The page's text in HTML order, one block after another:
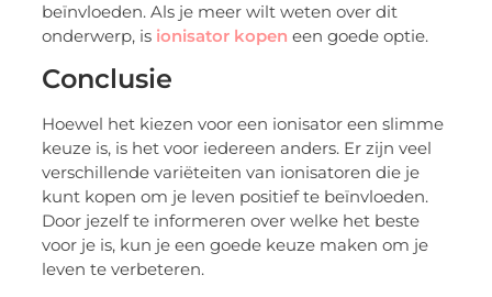
beïnvloeden. Als je meer wilt weten over dit
onderwerp, is ionisator kopen een goede optie.
Conclusie
Hoewel het kiezen voor een ionisator een slimme
keuze is, is het voor iedereen anders. Er zijn veel
verschillende variëteiten van ionisatoren die je
kunt kopen om je leven positief te beïnvloeden.
Door jezelf te informeren over welke het beste
voor je is, kun je een goede keuze maken om je
leven te verbeteren.